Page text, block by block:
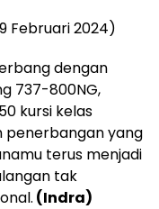
Februari 2024)
dengan
737-800NG,
kursi kelas
penerbangan yang
terus menjadi
tak
(Indra)